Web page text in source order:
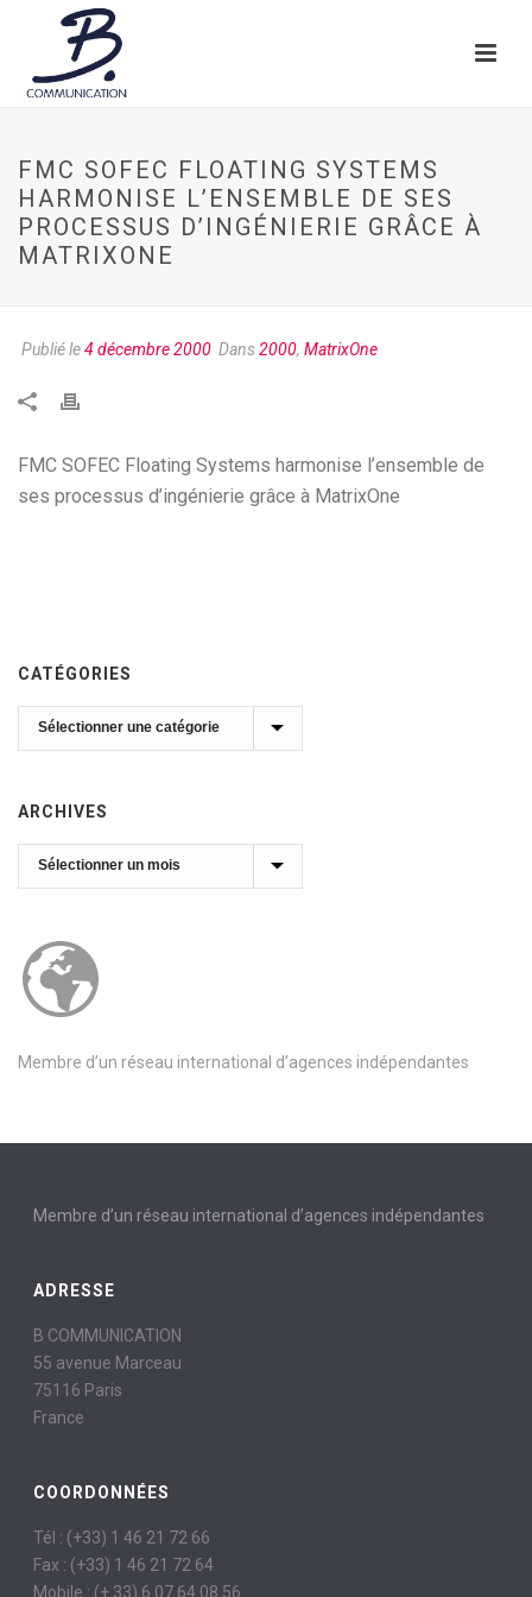
FMC SOFEC FLOATING SYSTEMS
HARMONISE L’ENSEMBLE DE SES
PROCESSUS D’INGÉNIERIE GRÂCE À
MATRIXONE
Publié le4 décembre 2000 Dans2000, MatrixOne
FMC SOFEC Floating Systems harmonise l’ensemble de
ses processus d’ingénierie grâce à MatrixOne
CATÉGORIES
Catégories
ARCHIVES
Archives
Membre d’un réseau international d’agences indépendantes
Membre d’un réseau international d’agences indépendantes
ADRESSE
B COMMUNICATION
55 avenue Marceau
75116 Paris
France
COORDONNÉES
Tél : (+33) 1 46 21 72 66
Fax : (+33) 1 46 21 72 64
Mobile : (+ 33) 6 07 64 08 56